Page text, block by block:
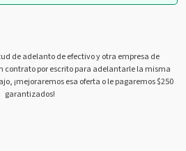
de adelanto de efectivo y otra empresa de
contrato por escrito para adelantarle la misma
¡mejoraremos esa oferta o le pagaremos $250
garantizados!